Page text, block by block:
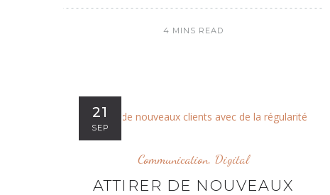
4 MINS READ
21
SEP
Communication, Digital
ATTIRER DE NOUVEAUX